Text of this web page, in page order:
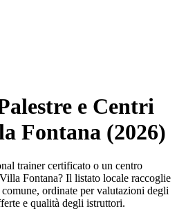
e Centri
Fontana (2026)
trainer certificato o un centro
Fontana? Il listato locale raccoglie
ordinate per valutazioni degli
e qualità degli istruttori.